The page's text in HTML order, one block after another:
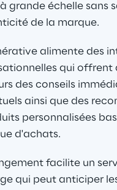
grande échelle sans
de la marque.
alimente des
qui offrent
des conseils
ainsi que des
personnalisées
d'achats.
facilite un
qui peut anticiper